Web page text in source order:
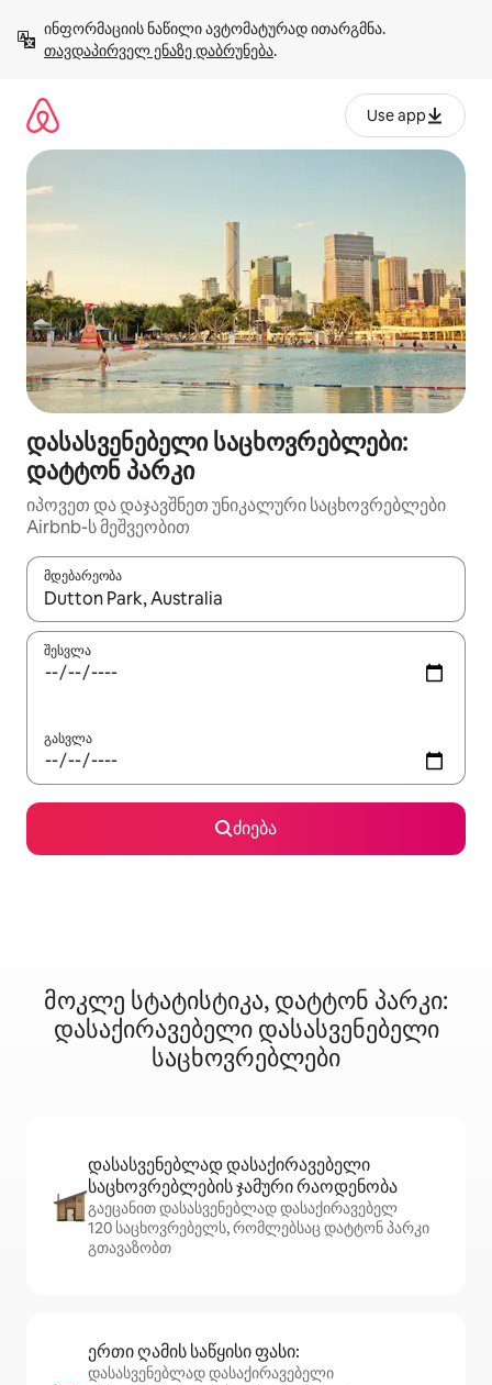
გადასვლა
თავდაპირველ ენაზე დაბრუნება.
Use app
დასასვენებელი საცხოვრებლები:
დატტონ პარკი
იპოვეთ და დაჯავშნეთ უნიკალური საცხოვრებლები
Airbnb-ს მეშვეობით
მდებარეობა
როცა შედეგები ხელმისაწვდომი გახდება, ნავიგაციისთვის
შესვლა
გასვლა
ძიება
მოკლე სტატისტიკა, დატტონ პარკი:
დასაქირავებელი დასასვენებელი
საცხოვრებლები
დასასვენებლად დასაქირავებელი
საცხოვრებლების ჯამური რაოდენობა
გაეცანით დასასვენებლად დასაქირავებელ
120 საცხოვრებელს, რომლებსაც დატტონ პარკი
გთავაზობთ
ერთი ღამის საწყისი ფასი:
დასასვენებლად დასაქირავებელი